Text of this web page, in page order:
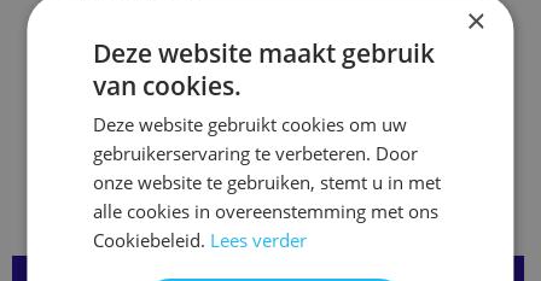
Opties selecteren
productpagina
×
Deze website maakt gebruik
van cookies.
Deze website gebruikt cookies om uw
gebruikerservaring te verbeteren. Door
onze website te gebruiken, stemt u in met
alle cookies in overeenstemming met ons
Cookiebeleid. Lees verder